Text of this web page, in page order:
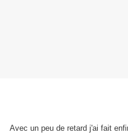
Avec un peu de retard j'ai fait